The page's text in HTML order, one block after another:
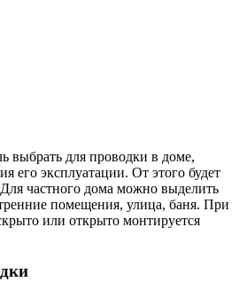
выбрать для проводки в доме,
его эксплуатации. От этого будет
частного дома можно выделить
помещения, улица, баня. При
или открыто монтируется